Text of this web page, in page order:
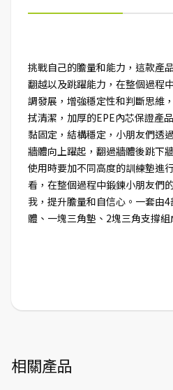
挑戰自己的膽量和能力，這款產
翻越以及跳躍能力，在整個過程
調發展，增強穩定性和判斷思維
拭清潔，加厚的EPE內芯保證產
黏固定，結構穩定，小朋友們透
牆體向上躍起，翻過牆體後跳下
使用時要加不同高度的訓練墊進
看，在整個過程中鍛鍊小朋友們
我，提升膽量和自信心。一套由
體、一塊三角墊、2塊三角支撐組
相關產品